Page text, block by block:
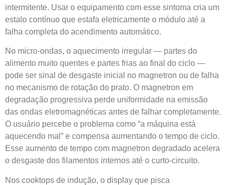
intermitente. Usar o equipamento com esse sintoma cria um
estalo contínuo que estafa eletricamente o módulo até a
falha completa do acendimento automático.
No micro-ondas, o aquecimento irregular — partes do
alimento muito quentes e partes frias ao final do ciclo —
pode ser sinal de desgaste inicial no magnetron ou de falha
no mecanismo de rotação do prato. O magnetron em
degradação progressiva perde uniformidade na emissão
das ondas eletromagnéticas antes de falhar completamente.
O usuário percebe o problema como “a máquina está
aquecendo mal” e compensa aumentando o tempo de ciclo.
Esse aumento de tempo com magnetron degradado acelera
o desgaste dos filamentos internos até o curto-circuito.
Nos cooktops de indução, o display que pisca